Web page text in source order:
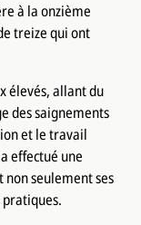
à la onzième
treize qui ont
élevés, allant du
des saignements
et le travail
effectué une
seulement ses
pratiques.